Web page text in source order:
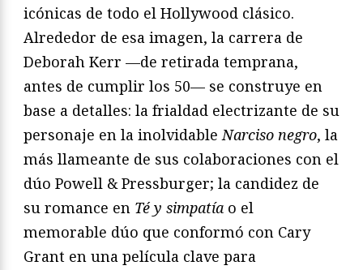
icónicas de todo el Hollywood clásico.
Alrededor de esa imagen, la carrera de
Deborah Kerr —de retirada temprana,
antes de cumplir los 50— se construye en
base a detalles: la frialdad electrizante de su
personaje en la inolvidableNarciso negro, la
más llameante de sus colaboraciones con el
dúo Powell & Pressburger; la candidez de
su romance en Té y simpatía o el
memorable dúo que conformó con Cary
Grant en una película clave para